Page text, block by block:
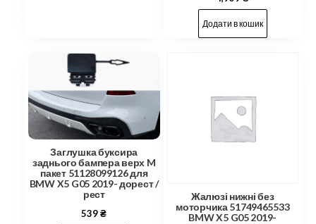
Додати в кошик
Заглушка буксира
заднього бампера верх M
пакет 51128099126 для
BMW X5 G05 2019- дорест /
рест
539₴
Жалюзі нижні без
моторчика 51749465533
BMW X5 G05 2019-